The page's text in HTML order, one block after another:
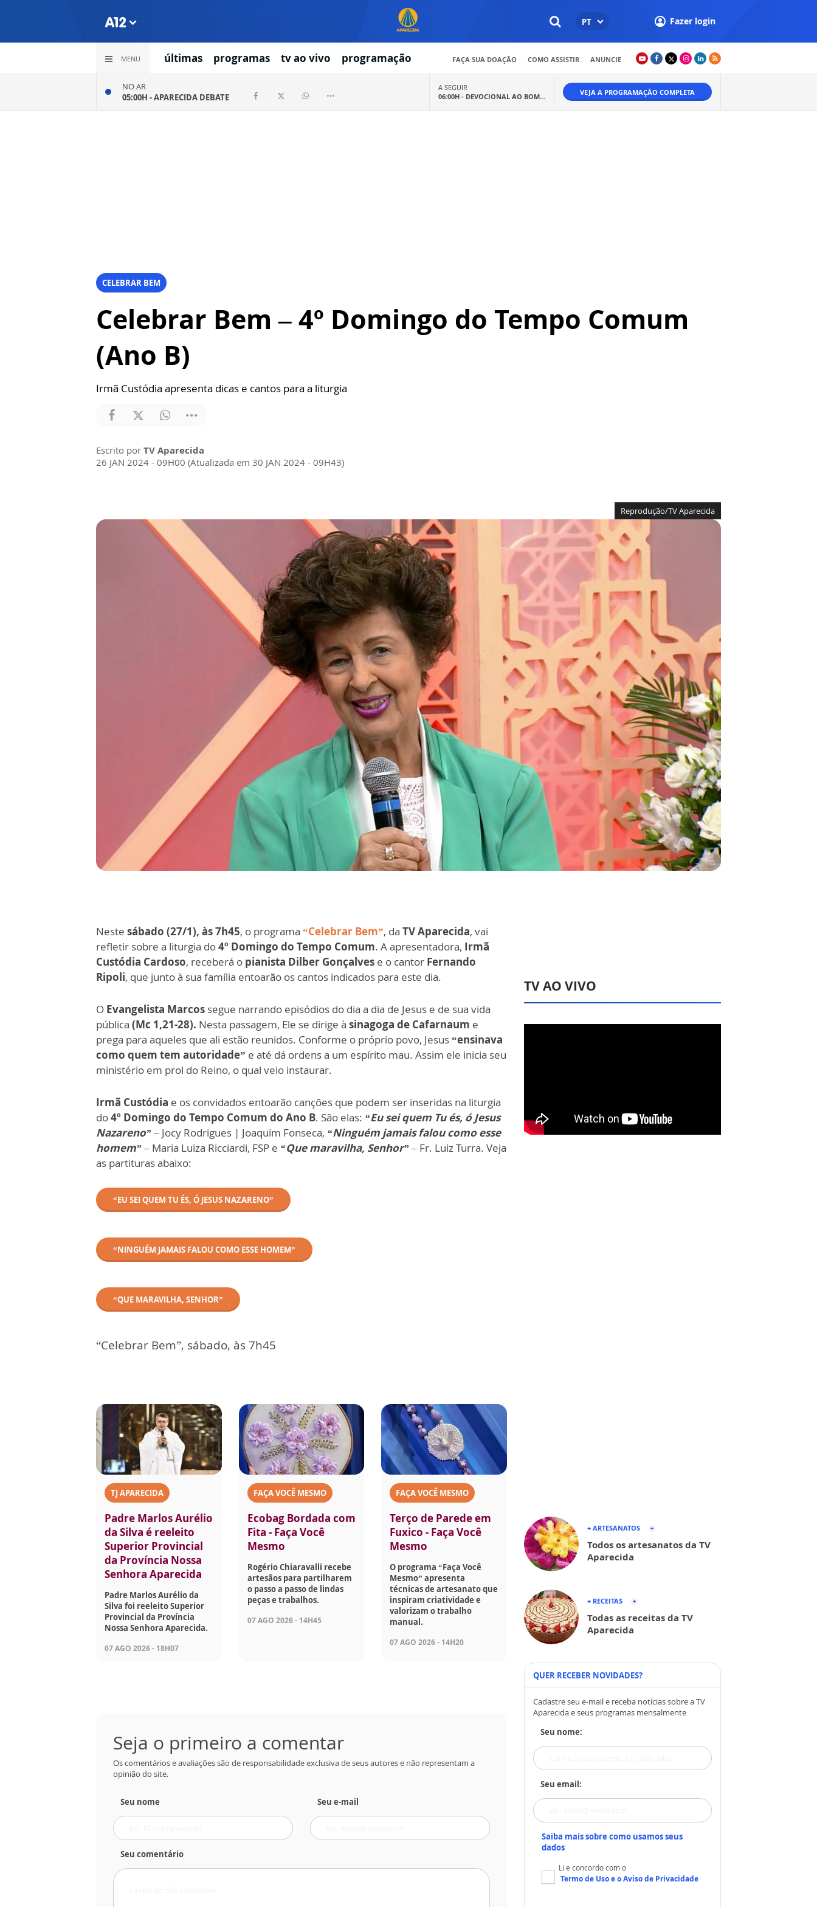
PT Fazer login
MENU últimas programas tv ao vivo programação FAÇA SUA DOAÇÃO COMO ASSISTIR ANUNCIE
NO AR
05:00H -APARECIDA DEBATE
A SEGUIR
06:00H - DEVOCIONAL AO BOM... VEJA A PROGRAMAÇÃO COMPLETA
CELEBRAR BEM
Celebrar Bem – 4º Domingo do Tempo Comum
(Ano B)
Irmã Custódia apresenta dicas e cantos para a liturgia
Escrito por TV Aparecida
26 JAN 2024 - 09H00 (Atualizada em 30 JAN 2024 - 09H43)
Reprodução/TV Aparecida
Neste sábado (27/1), às 7h45, o programa “Celebrar Bem”, da TV Aparecida, vai
refletir sobre a liturgia do4º Domingo do Tempo Comum. A apresentadora, Irmã
Custódia Cardoso, receberá o pianista Dilber Gonçalves e o cantor Fernando
Ripoli, que junto à sua família entoarão os cantos indicados para este dia.
O Evangelista Marcos segue narrando episódios do dia a dia de Jesus e de sua vida
pública (Mc 1,21-28). Nesta passagem, Ele se dirige à sinagoga de Cafarnaum e
prega para aqueles que ali estão reunidos. Conforme o próprio povo, Jesus“ensinava
como quem tem autoridade” e até dá ordens a um espírito mau. Assim ele inicia seu
ministério em prol do Reino, o qual veio instaurar.
Irmã Custódia e os convidados entoarão canções que podem ser inseridas na liturgia
do4º Domingo do Tempo Comum do Ano B. São elas: “Eu sei quem Tu és, ó Jesus
Nazareno”– Jocy Rodrigues | Joaquim Fonseca, “Ninguém jamais falou como esse
homem”– Maria Luiza Ricciardi, FSP e “Que maravilha, Senhor”– Fr. Luiz Turra. Veja
as partituras abaixo:
“EU SEI QUEM TU ÉS, Ó JESUS NAZARENO”
“NINGUÉM JAMAIS FALOU COMO ESSE HOMEM”
“QUE MARAVILHA, SENHOR”
“Celebrar Bem”, sábado, às 7h45
TJ APARECIDA
Padre Marlos Aurélio
da Silva é reeleito
Superior Provincial
da Província Nossa
Senhora Aparecida
Padre Marlos Aurélio da
Silva foi reeleito Superior
Provincial da Província
Nossa Senhora Aparecida.
07 AGO 2026 - 18H07
FAÇA VOCÊ MESMO
Ecobag Bordada com
Fita - Faça Você
Mesmo
Rogério Chiaravalli recebe
artesãos para partilharem
o passo a passo de lindas
peças e trabalhos.
07 AGO 2026 - 14H45
FAÇA VOCÊ MESMO
Terço de Parede em
Fuxico - Faça Você
Mesmo
O programa “Faça Você
Mesmo” apresenta
técnicas de artesanato que
inspiram criatividade e
valorizam o trabalho
manual.
07 AGO 2026 - 14H20
Seja o primeiro a comentar
Os comentários e avaliações são de responsabilidade exclusiva de seus autores e não representam a
opinião do site.
Seu nome Seu e-mail
Seu comentário
TV AO VIVO
+ ARTESANATOS
Todos os artesanatos da TV
Aparecida
+ RECEITAS
Todas as receitas da TV
Aparecida
QUER RECEBER NOVIDADES?
Cadastre seu e-mail e receba notícias sobre a TV
Aparecida e seus programas mensalmente
Seu nome:
Seu email:
Saiba mais sobre como usamos seus
dados
Li e concordo com o
Termo de Usoe oAviso de Privacidade